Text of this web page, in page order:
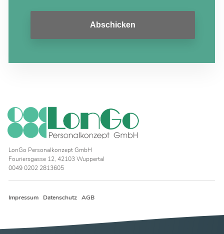
Abschicken
LonGo Personalkonzept GmbH
Fouriersgasse 12, 42103 Wuppertal
0049 0202 2813605
Impressum Datenschutz AGB